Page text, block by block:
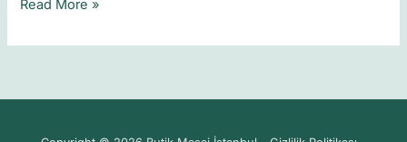
Read More »